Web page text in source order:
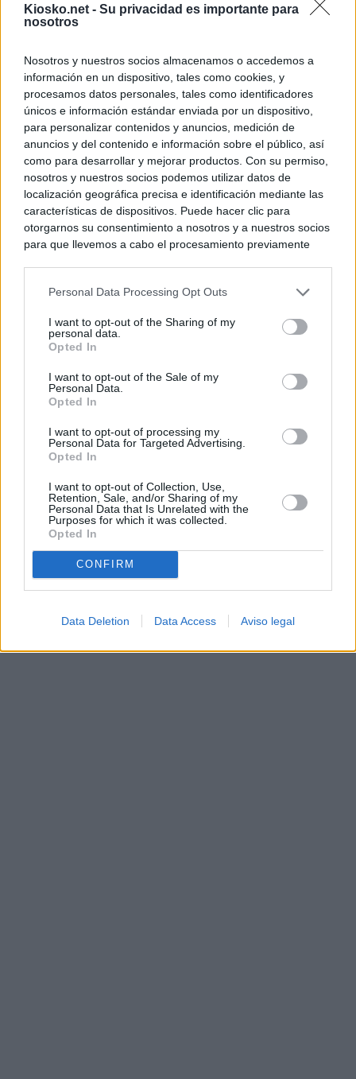
Kiosko.net - Su privacidad es importante para
nosotros
Nosotros y nuestros socios almacenamos o accedemos a
información en un dispositivo, tales como cookies, y
procesamos datos personales, tales como identificadores
únicos e información estándar enviada por un dispositivo,
para personalizar contenidos y anuncios, medición de
anuncios y del contenido e información sobre el público, así
como para desarrollar y mejorar productos. Con su permiso,
nosotros y nuestros socios podemos utilizar datos de
localización geográfica precisa e identificación mediante las
características de dispositivos. Puede hacer clic para
otorgarnos su consentimiento a nosotros y a nuestros socios
para que llevemos a cabo el procesamiento previamente
negar su consentimiento. Tenga en cuenta que algún
de su consentimiento, pero usted tiene el derecho de
rechazar tal procesamiento. Sus preferencias se aplicarán
cualquier momento entrando de nuevo en este sitio web o
visitando nuestra política de privacidad.
Personal Data Processing Opt Outs
I want to opt-out of the Sharing of my
personal data.
Opted In
I want to opt-out of the Sale of my
Personal Data.
Opted In
I want to opt-out of processing my
Personal Data for Targeted Advertising.
Opted In
I want to opt-out of Collection, Use,
Retention, Sale, and/or Sharing of my
Personal Data that Is Unrelated with the
Purposes for which it was collected.
Opted In
CONFIRM
Data Deletion Data Access Aviso legal